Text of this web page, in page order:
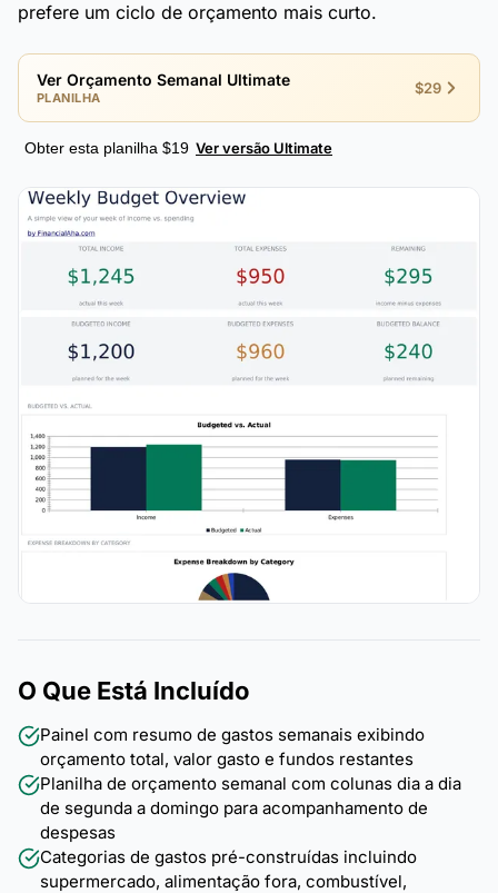
prefere um ciclo de orçamento mais curto.
Ver Orçamento Semanal Ultimate
PLANILHA
$29
Obter esta planilha $19 Ver versão Ultimate
O Que Está Incluído
Painel com resumo de gastos semanais exibindo
orçamento total, valor gasto e fundos restantes
Planilha de orçamento semanal com colunas dia a dia
de segunda a domingo para acompanhamento de
despesas
Categorias de gastos pré-construídas incluindo
supermercado, alimentação fora, combustível,